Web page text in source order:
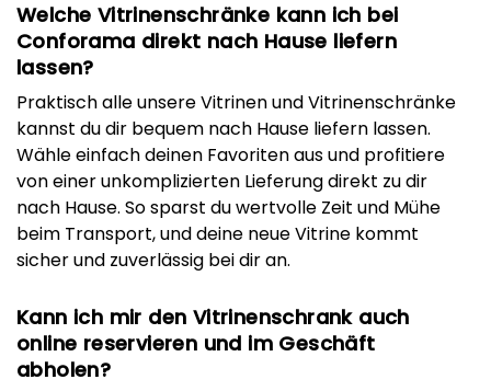
Welche Vitrinenschränke kann ich bei
Conforama direkt nach Hause liefern
lassen?
Praktisch alle unsere Vitrinen und Vitrinenschränke
kannst du dir bequem nach Hause liefern lassen.
Wähle einfach deinen Favoriten aus und profitiere
von einer unkomplizierten Lieferung direkt zu dir
nach Hause. So sparst du wertvolle Zeit und Mühe
beim Transport, und deine neue Vitrine kommt
sicher und zuverlässig bei dir an.
Kann ich mir den Vitrinenschrank auch
online reservieren und im Geschäft
abholen?